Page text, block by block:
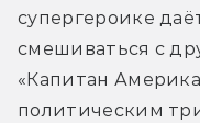
супергероике
смешиваться с
«Капитан
политическим